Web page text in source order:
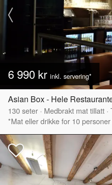
6 990 kr inkl. servering*
Asian Box - Hele
130seter · Medbrakt mat tillatt ·
*Mat eller drikke for 10